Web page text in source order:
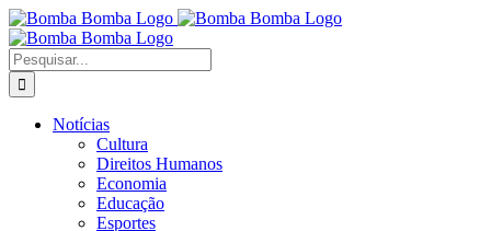
Ir
para
o
conteúdo
Buscar
resultados
para:
Notícias
Cultura
Direitos Humanos
Economia
Educação
Esportes